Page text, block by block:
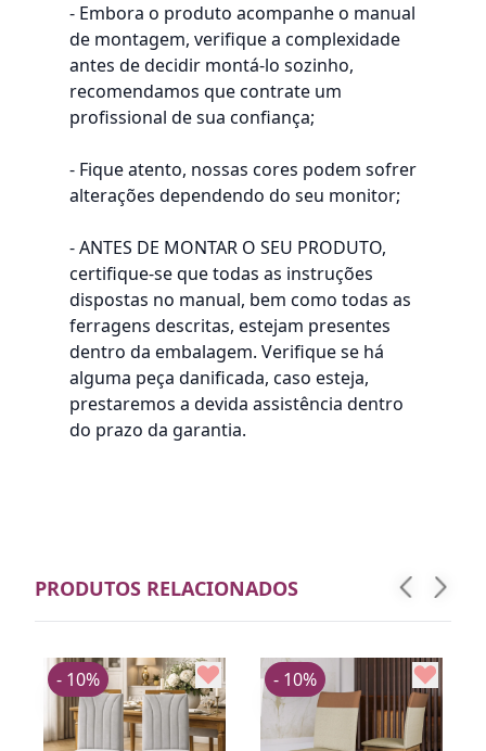
- Embora o produto acompanhe o manual
de montagem, verifique a complexidade
antes de decidir montá-lo sozinho,
recomendamos que contrate um
profissional de sua confiança;
- Fique atento, nossas cores podem sofrer
alterações dependendo do seu monitor;
- ANTES DE MONTAR O SEU PRODUTO,
certifique-se que todas as instruções
dispostas no manual, bem como todas as
ferragens descritas, estejam presentes
dentro da embalagem. Verifique se há
alguma peça danificada, caso esteja,
prestaremos a devida assistência dentro
do prazo da garantia.
PRODUTOS RELACIONADOS
- 10% - 10%